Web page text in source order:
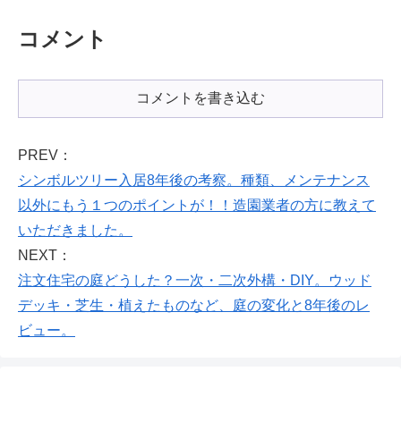
コメント
コメントを書き込む
PREV：
シンボルツリー入居8年後の考察。種類、メンテナンス
以外にもう１つのポイントが！！造園業者の方に教えて
いただきました。
NEXT：
注文住宅の庭どうした？一次・二次外構・DIY。ウッド
デッキ・芝生・植えたものなど、庭の変化と8年後のレ
ビュー。